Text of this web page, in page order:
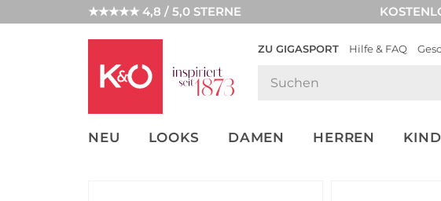
★★★★★ 4,8 / 5,0 STERNE
ZU GIGASPORT Hilfe & FAQ
NEU LOOKS DAMEN HERREN
NEW IN
WEDDING